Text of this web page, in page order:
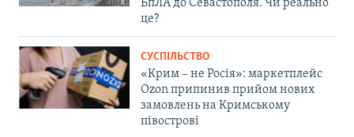
БпЛА до Севастополя. Чи реально
це?
СУСПІЛЬСТВО
«Крим – не Росія»: маркетплейс
Ozon припинив прийом нових
замовлень на Кримському
півострові